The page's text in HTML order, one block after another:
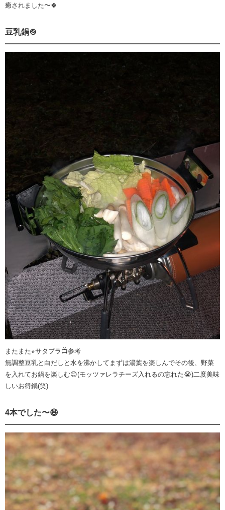
癒されました〜🍀
豆乳鍋🍲
またまた⭐︎サタプラ📺参考
無調整豆乳と白だしと水を沸かしてまずは湯葉を楽しんでその後、野菜
を入れてお鍋を楽しむ😊(モッツァレラチーズ入れるの忘れた😭)二度美味
しいお得鍋(笑)
4本でした〜😆